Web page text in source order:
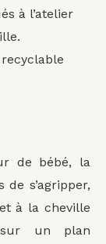
à l’atelier
de bébé, la
s’agripper,
à la cheville
sur un plan